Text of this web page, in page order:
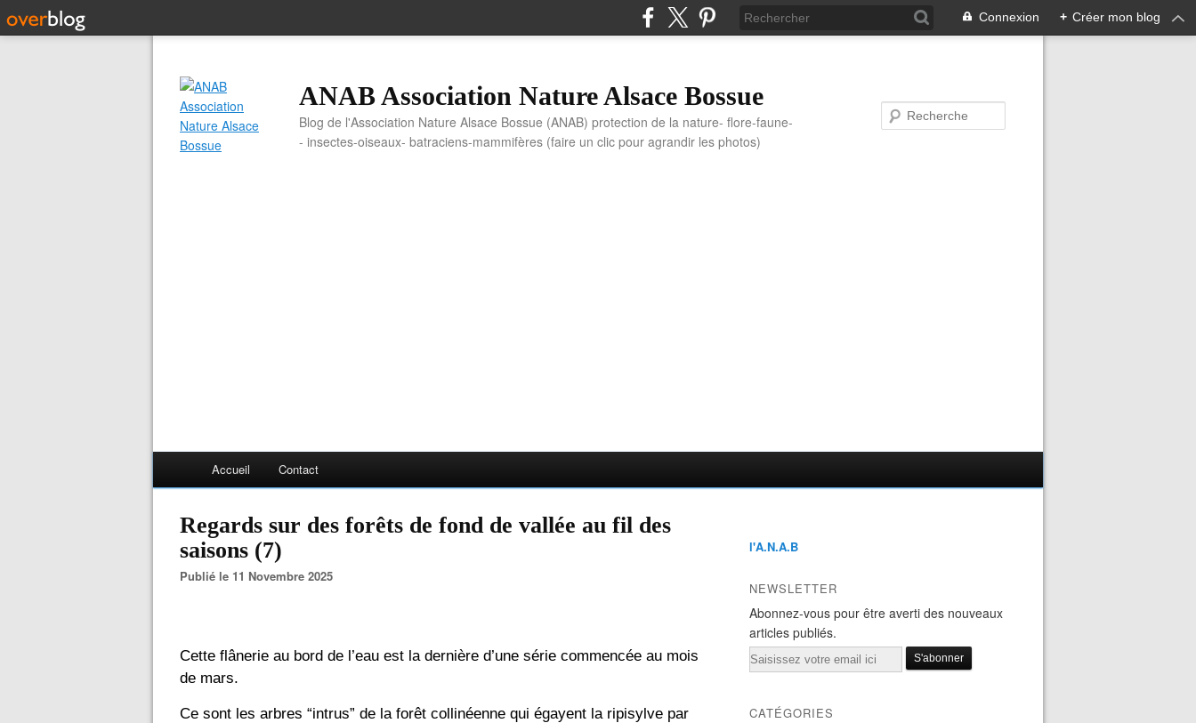
Connexion + Créer mon blog
ANAB Association Nature Alsace Bossue
Blog de l'Association Nature Alsace Bossue (ANAB) protection de la nature- flore-faune-
- insectes-oiseaux- batraciens-mammifères (faire un clic pour agrandir les photos)
Accueil Contact
Regards sur des forêts de fond de vallée au fil des
saisons (7)
Publié le 11 Novembre 2025
Cette flânerie au bord de l’eau est la dernière d’une série commencée au mois
de mars.
Ce sont les arbres “intrus” de la forêt collinéenne qui égayent la ripisylve par
l'A.N.A.B
NEWSLETTER
Abonnez-vous pour être averti des nouveaux
articles publiés.
Email
CATÉGORIES